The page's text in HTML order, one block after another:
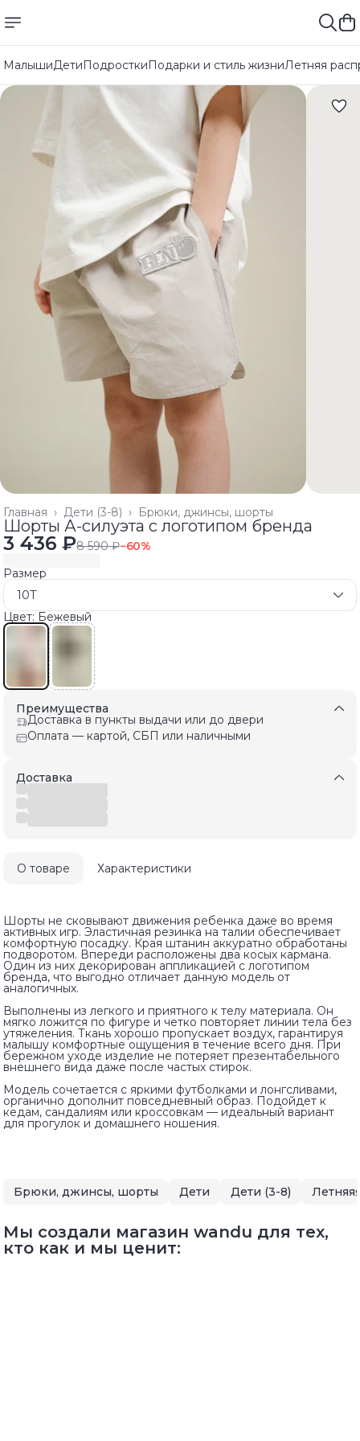
МалышиДетиПодросткиПодарки и стиль жизниЛетняя
Брюки, джинсы, шорты
Дети (3-8) ›
Главная ›
Шорты А-силуэта с логотипом бренда
3 436 ₽8 590 ₽−60%
Размер
10T
Цвет: Бежевый
Преимущества
Доставка в пункты выдачи или до двери
Оплата — картой, СБП или наличными
Доставка
О товаре Характеристики
Шорты не сковывают движения ребенка даже во время
активных игр. Эластичная резинка на талии обеспечивает
комфортную посадку. Края штанин аккуратно обработаны
подворотом. Впереди расположены два косых кармана.
Один из них декорирован аппликацией с логотипом
бренда, что выгодно отличает данную модель от
аналогичных.
Выполнены из легкого и приятного к телу материала. Он
мягко ложится по фигуре и четко повторяет линии тела без
утяжеления. Ткань хорошо пропускает воздух, гарантируя
малышу комфортные ощущения в течение всего дня. При
бережном уходе изделие не потеряет презентабельного
внешнего вида даже после частых стирок.
Модель сочетается с яркими футболками и лонгсливами,
органично дополнит повседневный образ. Подойдет к
кедам, сандалиям или кроссовкам — идеальный вариант
для прогулок и домашнего ношения.
Брюки, джинсы, шорты Дети Дети (3-8)
Мы создали магазин wandu для тех,
кто как и мы ценит: